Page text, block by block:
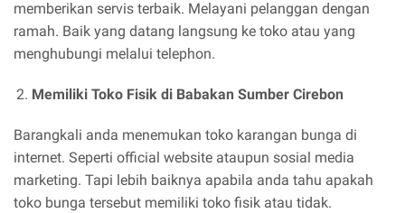
memberikan servis terbaik. Melayani pelanggan dengan
ramah. Baik yang datang langsung ke toko atau yang
menghubungi melalui telephon.
Memiliki Toko Fisik di Babakan Sumber Cirebon
Barangkali anda menemukan toko karangan bunga di
internet. Seperti official website ataupun sosial media
marketing. Tapi lebih baiknya apabila anda tahu apakah
toko bunga tersebut memiliki toko fisik atau tidak.